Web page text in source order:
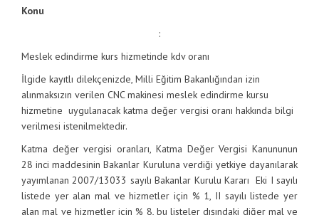
Konu
:
Meslek edindirme kurs hizmetinde kdv oranı
İlgide kayıtlı dilekçenizde, Milli Eğitim Bakanlığından izin
alınmaksızın verilen CNC makinesi meslek edindirme kursu
hizmetine uygulanacak katma değer vergisi oranı hakkında bilgi
verilmesi istenilmektedir.
Katma değer vergisi oranları, Katma Değer Vergisi Kanununun
28 inci maddesinin Bakanlar Kuruluna verdiği yetkiye dayanılarak
yayımlanan 2007/13033 sayılı Bakanlar Kurulu Kararı Eki I sayılı
listede yer alan mal ve hizmetler için % 1, II sayılı listede yer
alan mal ve hizmetler için % 8, bu listeler dışındaki diğer mal ve